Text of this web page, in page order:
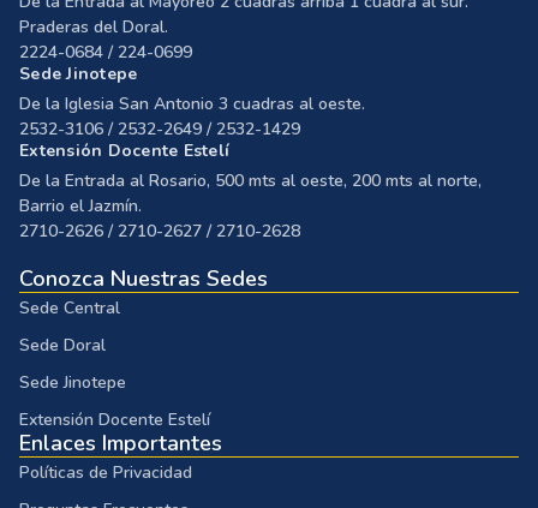
Praderas del Doral.
2224-0684 / 224-0699
Sede Jinotepe
De la Iglesia San Antonio 3 cuadras al oeste.
2532-3106 / 2532-2649 / 2532-1429
Extensión Docente Estelí
De la Entrada al Rosario, 500 mts al oeste, 200 mts al norte,
Barrio el Jazmín.
2710-2626 / 2710-2627 / 2710-2628
Conozca Nuestras Sedes
Sede Central
Sede Doral
Sede Jinotepe
Extensión Docente Estelí
Enlaces Importantes
Políticas de Privacidad